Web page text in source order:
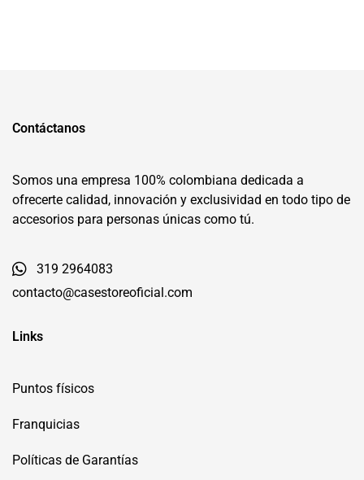
Contáctanos
Somos una empresa 100% colombiana dedicada a
ofrecerte calidad, innovación y exclusividad en todo tipo de
accesorios para personas únicas como tú.
319 2964083
contacto@casestoreoficial.com
Links
Puntos físicos
Franquicias
Políticas de Garantías